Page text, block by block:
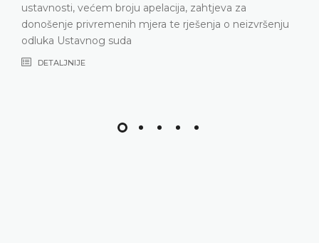
ustavnosti, većem broju apelacija, zahtjeva za
donošenje privremenih mjera te rješenja o neizvršenju
odluka Ustavnog suda
DETALJNIJE